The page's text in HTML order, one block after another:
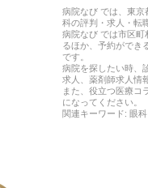
病院なび では、 東京
科の評判・求人・転
病院なび では市区町
るほか、予約ができ
です。
病院を探したい時、
求人、薬剤師求人情
また、役立つ医療コ
になってください。
関連キーワード: 眼